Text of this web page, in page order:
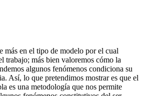
más en el tipo de modelo por el cual
trabajo; más bien valoremos cómo la
algunos fenómenos condiciona su
Así, lo que pretendimos mostrar es que el
es una metodología que nos permite